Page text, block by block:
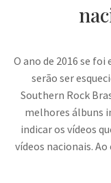
O ano de 2016 se foi
serão ser
Southern Rock
melhores álbuns
indicar os vídeos
vídeos nacionais.